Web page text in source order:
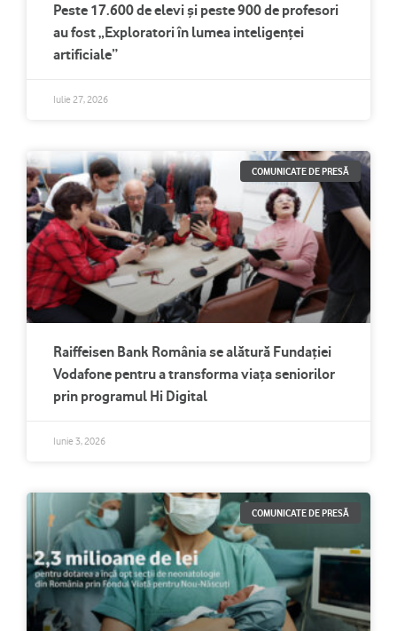
Peste 17.600 de elevi și peste 900 de profesori
au fost „Exploratori în lumea inteligenței
artificiale”
Iulie 27, 2026
COMUNICATE DE PRESĂ
Raiffeisen Bank România se alătură Fundației
Vodafone pentru a transforma viața seniorilor
prin programul Hi Digital
Iunie 3, 2026
COMUNICATE DE PRESĂ